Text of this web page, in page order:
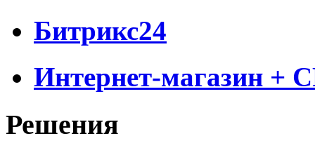
Битрикс24
Интернет-магазин +
Решения